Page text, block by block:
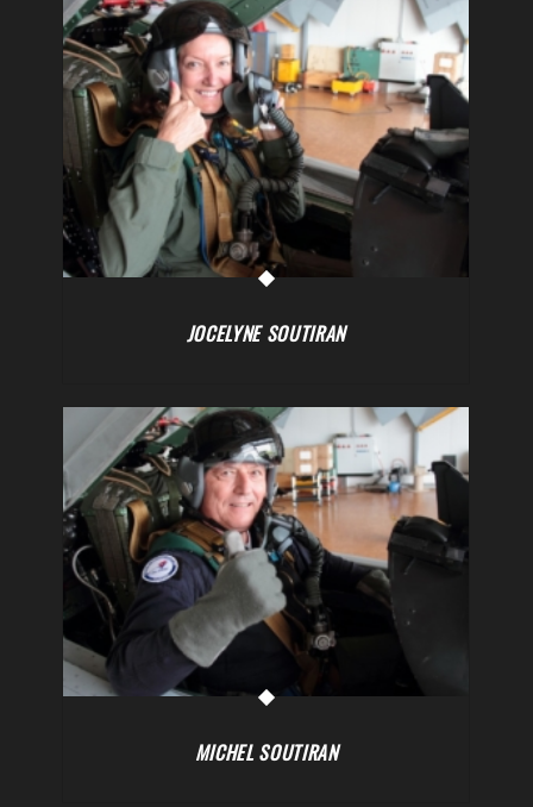
JOCELYNE SOUTIRAN
MICHEL SOUTIRAN